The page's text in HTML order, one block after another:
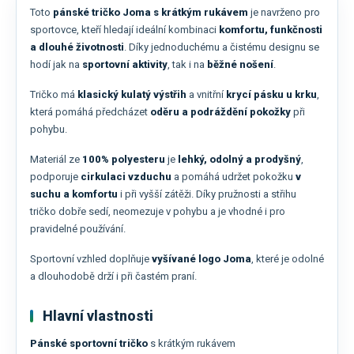
Toto pánské tričko Joma s krátkým rukávem je navrženo pro
sportovce, kteří hledají ideální kombinaci komfortu, funkčnosti
a dlouhé životnosti. Díky jednoduchému a čistému designu se
hodí jak na sportovní aktivity, tak i na běžné nošení.
Tričko má klasický kulatý výstřih a vnitřní krycí pásku u krku,
která pomáhá předcházet oděru a podráždění pokožky při
pohybu.
Materiál ze 100% polyesteru je lehký, odolný a prodyšný,
podporuje cirkulaci vzduchu a pomáhá udržet pokožku v
suchu a komfortu i při vyšší zátěži. Díky pružnosti a střihu
tričko dobře sedí, neomezuje v pohybu a je vhodné i pro
pravidelné používání.
Sportovní vzhled doplňuje vyšívané logo Joma, které je odolné
a dlouhodobě drží i při častém praní.
Hlavní vlastnosti
Pánské sportovní tričko s krátkým rukávem